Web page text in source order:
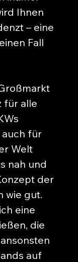
Ihnen
– eine
Fall
für alle
für
Welt
nah und
der
wie gut.
eine
die
auf